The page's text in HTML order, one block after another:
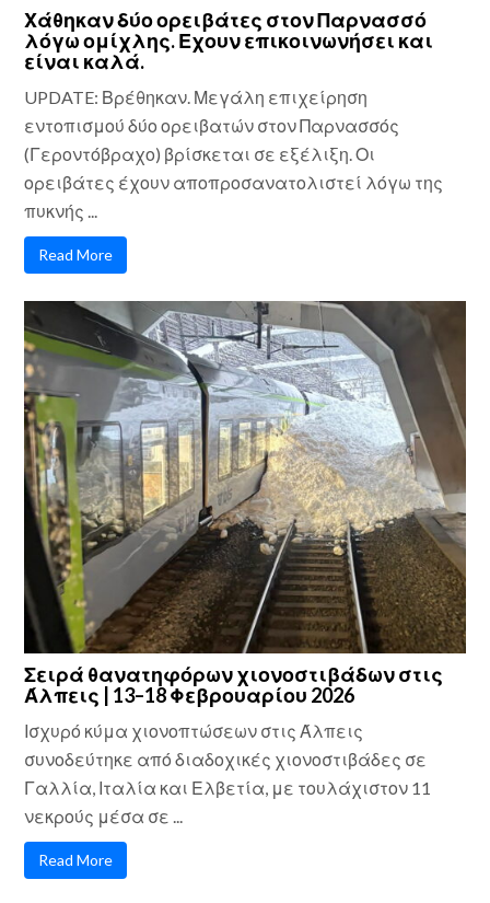
Χάθηκαν δύο ορειβάτες στον Παρνασσό
λόγω ομίχλης. Εχουν επικοινωνήσει και
είναι καλά.
UPDATE: Βρέθηκαν. Μεγάλη επιχείρηση
εντοπισμού δύο ορειβατών στον Παρνασσός
(Γεροντόβραχο) βρίσκεται σε εξέλιξη. Οι
ορειβάτες έχουν αποπροσανατολιστεί λόγω της
πυκνής ...
Read More
Σειρά θανατηφόρων χιονοστιβάδων στις
Άλπεις | 13–18 Φεβρουαρίου 2026
Ισχυρό κύμα χιονοπτώσεων στις Άλπεις
συνοδεύτηκε από διαδοχικές χιονοστιβάδες σε
Γαλλία, Ιταλία και Ελβετία, με τουλάχιστον 11
νεκρούς μέσα σε ...
Read More